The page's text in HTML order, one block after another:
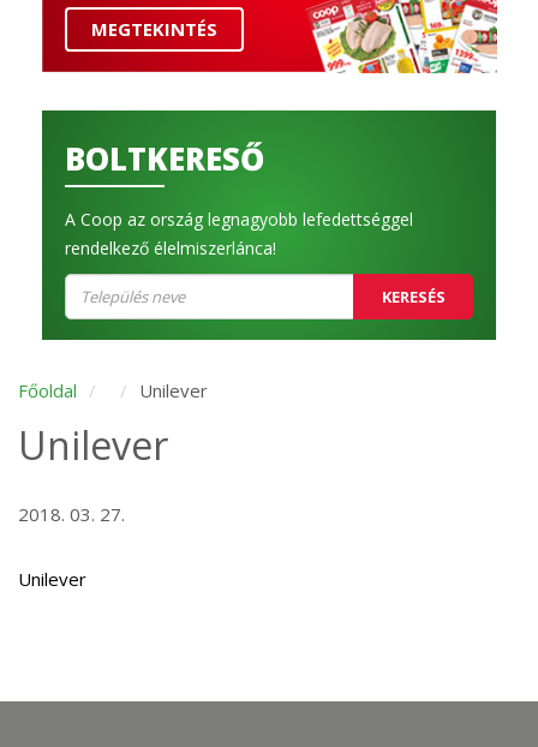
MEGTEKINTÉS
BOLTKERESŐ
A Coop az ország legnagyobb lefedettséggel
rendelkező élelmiszerlánca!
KERESÉS
Főoldal Unilever
Unilever
2018. 03. 27.
Unilever